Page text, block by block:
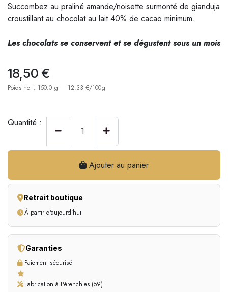
Succombez au praliné amande/noisette surmonté de gianduja
croustillant au chocolat au lait 40% de cacao minimum.
Les chocolats se conservent et se dégustent sous un mois
18,50 €
Poids net : 150.0 g 12.33 €/100g
Quantité :
Ajouter au panier
Retrait boutique
À partir d'aujourd'hui
Garanties
Paiement sécurisé
Fabrication à Pérenchies (59)